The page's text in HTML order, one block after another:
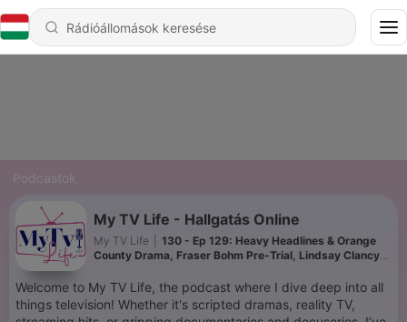
Podcastok
My TV Life - Hallgatás Online
My TV Life
130 - Ep 129: Heavy Headlines & Orange
County Drama, Fraser Bohm Pre-Trial, Lindsay Clancy
Welcome to My TV Life, the podcast where I dive deep into all
things television! Whether it's scripted dramas, reality TV,